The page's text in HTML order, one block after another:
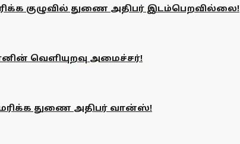
குழுவில் துணை அதிபர் இடம்பெறவில்லை!
வெளியுறவு அமைச்சர்!
துணை அதிபர் வான்ஸ்!